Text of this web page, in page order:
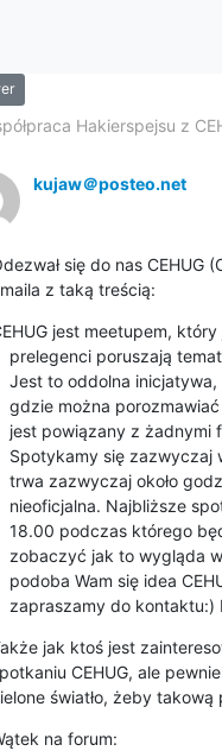
Hakierspejsu z
kujaw＠posteo.net
się do nas CEHUG
z taką treścią:
jest meetupem,
zapraszamy do
jak ktoś jest
CEHUG, ale
światło, żeby